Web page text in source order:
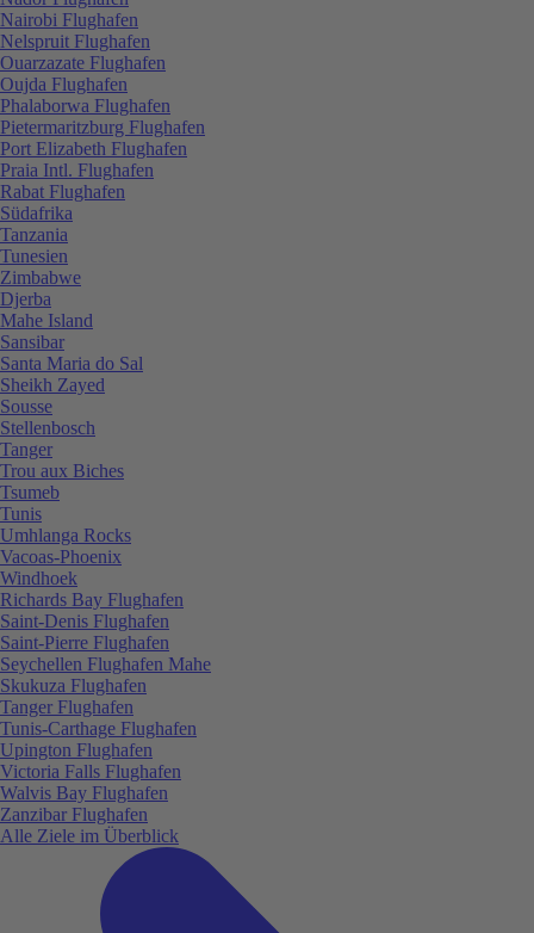
Nairobi Flughafen
Nelspruit Flughafen
Ouarzazate Flughafen
Oujda Flughafen
Phalaborwa Flughafen
Pietermaritzburg Flughafen
Port Elizabeth Flughafen
Praia Intl. Flughafen
Rabat Flughafen
Südafrika
Tanzania
Tunesien
Zimbabwe
Djerba
Mahe Island
Sansibar
Santa Maria do Sal
Sheikh Zayed
Sousse
Stellenbosch
Tanger
Trou aux Biches
Tsumeb
Tunis
Umhlanga Rocks
Vacoas-Phoenix
Windhoek
Richards Bay Flughafen
Saint-Denis Flughafen
Saint-Pierre Flughafen
Seychellen Flughafen Mahe
Skukuza Flughafen
Tanger Flughafen
Tunis-Carthage Flughafen
Upington Flughafen
Victoria Falls Flughafen
Walvis Bay Flughafen
Zanzibar Flughafen
Alle Ziele im Überblick